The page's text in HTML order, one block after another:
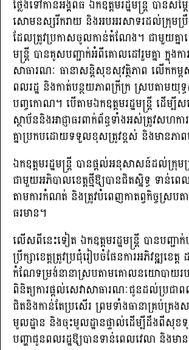
ថ្លែងទៅកាន់អង្គពិធី ឯកឧត្តមរដ្ឋមន្ត្រី បានសម្ដ
សោមនស្សរីករាយ និងអបអរសាទរដល់ក្រុមប្
ដែលត្រូវប្រកាសចូលកាន់តំណែង។ ជាមួយគ្នានេ
មន្ត្រី បានគូសបញ្ជាក់អំពីគោលដៅរួមគ្នា ក្នុងកា
សាធារណៈ ធានាសន្តិសុខសុវត្ថិភាព លើកកម្ព
ពលរដ្ឋ និងកាត់បន្ថយភាពក្រីក្រ ស្របតាមយុទ្
បញ្ចកោណ។ បើតាមឯកឧត្តមរដ្ឋមន្ដ្រី ដើម្បីស
ស្ថាប័ននិងអាជ្ញាធរពាក់ព័ន្ធទាំងអស់ត្រូវសហកា
គ្នាប្រកបដោយទទួលខុសត្រូវខ្ពស់ និងមានភាព
ឯកឧត្តមរដ្ឋមន្ត្រី បានផ្ដល់អនុសាសន៍ដល់ក្រុមប្រឹ
ជាមួយអភិបាលខេត្តថ្មីឱ្យបានជិតស្និទ្ធ ទាន់ព
តាមការកំណត់ និងត្រូវបំពេញកាតព្វកិច្ចស្របត
ធរមាន។
លើសពីនេះទៀត ឯកឧត្តមរដ្ឋមន្ត្រី បានបញ្ជាក់
ប្រឹក្សាខេត្តត្រូវប្រជុំរៀបចំផែនការអភិវឌ្ឍខេត្ត
កំណែទម្រង់នានាស្របតាមគោលនយោបាយរប
ពិនិត្យការផ្តល់សេវាសាធារណៈជូនដល់ប្រជាព
ជិតនិងកាន់តែប្រសើរ ព្រមទាំងធានាគ្រប់គ្រង
មូលដ្ឋាន និងចុះមូលដ្ឋានផ្ទាល់ដើម្បីដឹងពីសុខ
បញ្ហាជូនពលរដ្ឋឱ្យបានទាន់ពេលវេលា និងមា